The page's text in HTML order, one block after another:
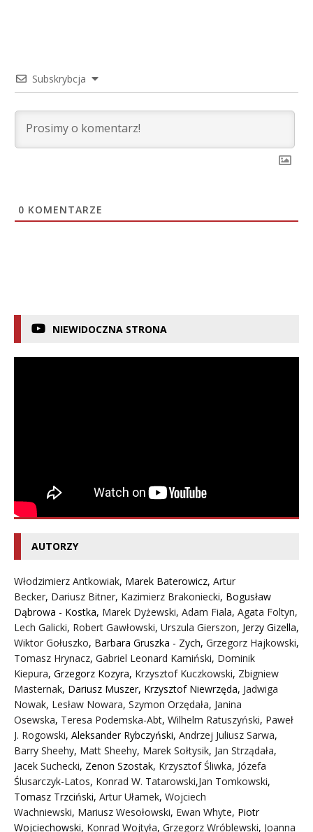
Subskrybcja
0 KOMENTARZE
NIEWIDOCZNA STRONA
AUTORZY
Włodzimierz Antkowiak, Marek Baterowicz, Artur
Becker, Dariusz Bitner, Kazimierz Brakoniecki, Bogusław
Dąbrowa - Kostka, Marek Dyżewski, Adam Fiala, Agata Foltyn,
Lech Galicki, Robert Gawłowski, Urszula Gierszon, Jerzy Gizella,
Wiktor Gołuszko, Barbara Gruszka - Zych, Grzegorz Hajkowski,
Tomasz Hrynacz, Gabriel Leonard Kamiński, Dominik
Kiepura, Grzegorz Kozyra, Krzysztof Kuczkowski, Zbigniew
Masternak, Dariusz Muszer, Krzysztof Niewrzęda, Jadwiga
Nowak, Lesław Nowara, Szymon Orzędała, Janina
Osewska, Teresa Podemska-Abt, Wilhelm Ratuszyński, Paweł
J. Rogowski, Aleksander Rybczyński, Andrzej Juliusz Sarwa,
Barry Sheehy, Matt Sheehy, Marek Sołtysik, Jan Strządała,
Jacek Suchecki, Zenon Szostak, Krzysztof Śliwka, Józefa
Ślusarczyk-Latos, Konrad W. Tatarowski,Jan Tomkowski,
Tomasz Trzciński, Artur Ułamek, Wojciech
Wachniewski, Mariusz Wesołowski, Ewan Whyte, Piotr
Wojciechowski, Konrad Wojtyła, Grzegorz Wróblewski, Joanna